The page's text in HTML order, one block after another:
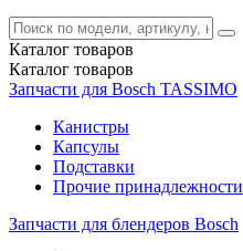
Каталог товаров
Каталог товаров
Запчасти для Bosch TASSIMO
Канистры
Капсулы
Подставки
Прочие принадлежности
Запчасти для блендеров Bosch